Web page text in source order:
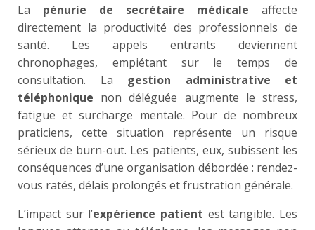
La pénurie de secrétaire médicale affecte
directement la productivité des professionnels de
santé. Les appels entrants deviennent
chronophages, empiétant sur le temps de
consultation. La gestion administrative et
téléphonique non déléguée augmente le stress,
fatigue et surcharge mentale. Pour de nombreux
praticiens, cette situation représente un risque
sérieux de burn-out. Les patients, eux, subissent les
conséquences d’une organisation débordée : rendez-
vous ratés, délais prolongés et frustration générale.
L’impact sur l’expérience patient est tangible. Les